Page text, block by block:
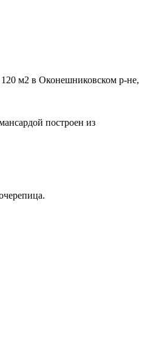
м2 в Оконешниковском р-не,
построен из